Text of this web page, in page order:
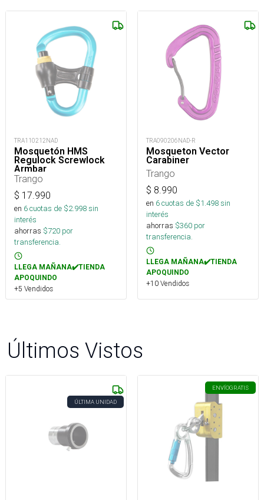
TRA110212NAD
Mosquetón HMS
Regulock Screwlock
Armbar
Trango
$ 17.990
en 6cuotas de $2.998sin
interés
ahorras $720 por
transferencia.
LLEGA MAÑANA✔️TIENDA
APOQUINDO
+5 Vendidos
TRA090206NAD-R
Mosqueton Vector
Carabiner
Trango
$ 8.990
en 6cuotas de $1.498sin
interés
ahorras $360 por
transferencia.
LLEGA MAÑANA✔️TIENDA
APOQUINDO
+10 Vendidos
Últimos Vistos
ÚLTIMA UNIDAD
ENVÍOGRATIS